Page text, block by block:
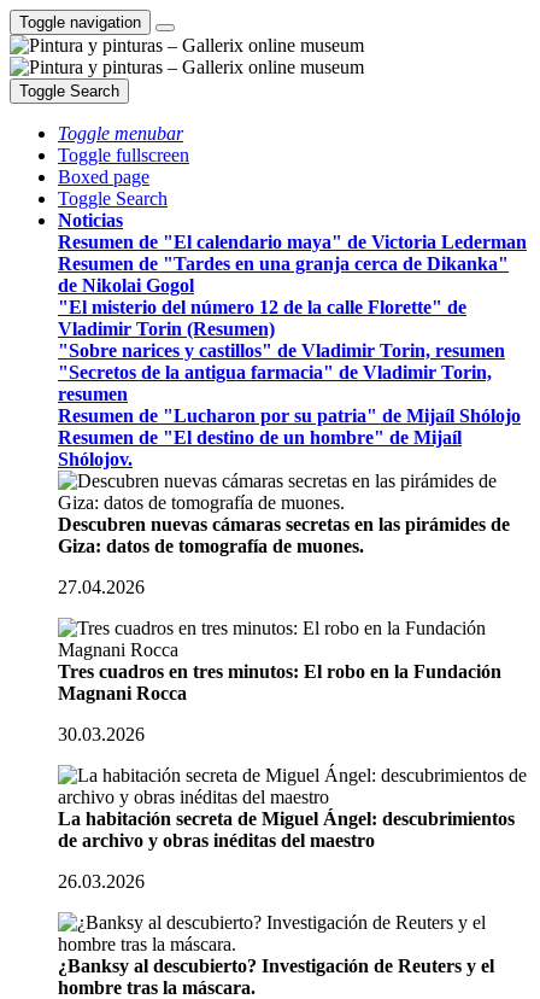
Toggle navigation
Toggle Search
Toggle menubar
Toggle fullscreen
Boxed page
Toggle Search
Noticias
Resumen de "El calendario maya" de Victoria Lederman
Resumen de "Tardes en una granja cerca de Dikanka"
de Nikolai Gogol
"El misterio del número 12 de la calle Florette" de
Vladimir Torin (Resumen)
"Sobre narices y castillos" de Vladimir Torin, resumen
"Secretos de la antigua farmacia" de Vladimir Torin,
resumen
Resumen de "Lucharon por su patria" de Mijaíl Shólojo
Resumen de "El destino de un hombre" de Mijaíl
Shólojov.
Descubren nuevas cámaras secretas en las pirámides de
Giza: datos de tomografía de muones.
27.04.2026
Tres cuadros en tres minutos: El robo en la Fundación
Magnani Rocca
30.03.2026
La habitación secreta de Miguel Ángel: descubrimientos
de archivo y obras inéditas del maestro
26.03.2026
¿Banksy al descubierto? Investigación de Reuters y el
hombre tras la máscara.